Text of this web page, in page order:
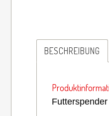
BESCHREIBUNG